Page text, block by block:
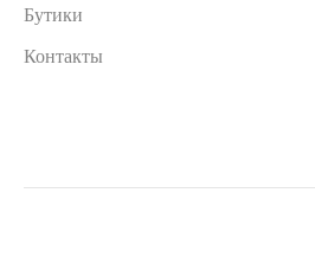
Бутики
Контакты